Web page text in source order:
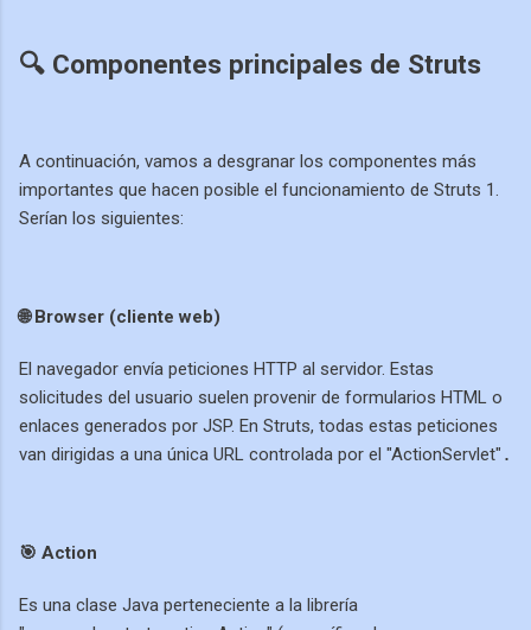
🔍 Componentes principales de Struts
A continuación, vamos a desgranar los componentes más
importantes que hacen posible el funcionamiento de Struts 1.
Serían los siguientes:
🌐 Browser (cliente web)
El navegador envía peticiones HTTP al servidor. Estas
solicitudes del usuario suelen provenir de formularios HTML o
enlaces generados por JSP. En Struts, todas estas peticiones
van dirigidas a una única URL controlada por el "ActionServlet" .
🎯 Action
Es una clase Java perteneciente a la librería